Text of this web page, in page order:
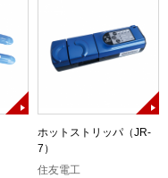
ホットストリッパ（JR-
7）
住友電工